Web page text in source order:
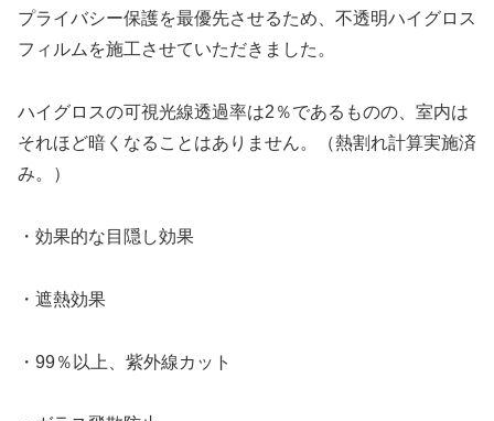
プライバシー保護を最優先させるため、不透明ハイグロス
フィルムを施工させていただきました。
ハイグロスの可視光線透過率は2％であるものの、室内は
それほど暗くなることはありません。（熱割れ計算実施済
み。）
・効果的な目隠し効果
・遮熱効果
・99％以上、紫外線カット